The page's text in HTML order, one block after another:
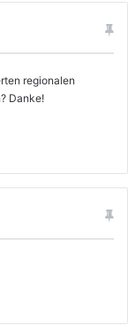
regionalen
Danke!